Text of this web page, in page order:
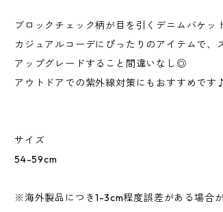
ブロックチェック柄が目を引くデニムバケッ
カジュアルコーデにぴったりのアイテムで、
アップグレードすること間違いなし◎
アウトドアでの紫外線対策にもおすすめです
サイズ
54-59cm
※海外製品につき1-3cm程度誤差がある場合が